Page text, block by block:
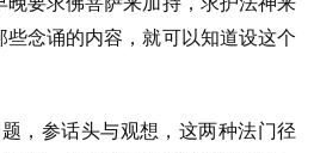
念诵的内容，就可以知道设这个
，参话头与观想，这两种法门径